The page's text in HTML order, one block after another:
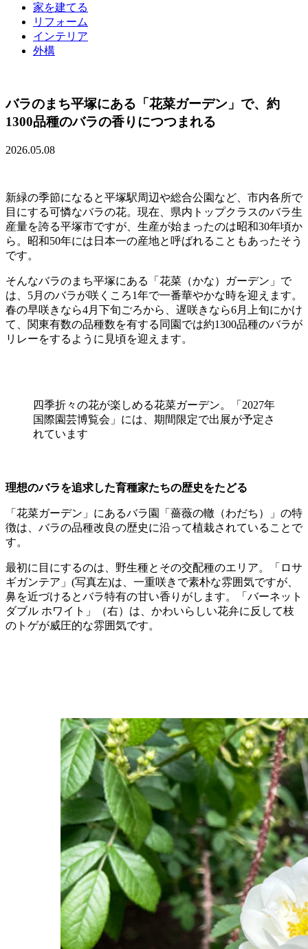
家を建てる
リフォーム
インテリア
外構
バラのまち平塚にある「花菜ガーデン」で、約
1300品種のバラの香りにつつまれる
2026.05.08
新緑の季節になると平塚駅周辺や総合公園など、市内各所で
目にする可憐なバラの花。現在、県内トップクラスのバラ生
産量を誇る平塚市ですが、生産が始まったのは昭和30年頃か
ら。昭和50年には日本一の産地と呼ばれることもあったそう
です。
そんなバラのまち平塚にある「花菜（かな）ガーデン」で
は、5月のバラが咲くころ1年で一番華やかな時を迎えます。
春の早咲きなら4月下旬ごろから、遅咲きなら6月上旬にかけ
て、関東有数の品種数を有する同園では約1300品種のバラが
リレーをするように見頃を迎えます。
四季折々の花が楽しめる花菜ガーデン。「2027年
国際園芸博覧会」には、期間限定で出展が予定さ
れています
理想のバラを追求した育種家たちの歴史をたどる
「花菜ガーデン」にあるバラ園「薔薇の轍（わだち）」の特
徴は、バラの品種改良の歴史に沿って植栽されていることで
す。
最初に目にするのは、野生種とその交配種のエリア。「ロサ
ギガンテア」(写真左)は、一重咲きで素朴な雰囲気ですが、
鼻を近づけるとバラ特有の甘い香りがします。「バーネット
ダブル ホワイト」（右）は、かわいらしい花弁に反して枝
のトゲが威圧的な雰囲気です。